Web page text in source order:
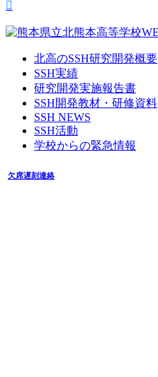
北高のSSH研究開発概要
SSH実績
研究開発実施報告書
SSH開発教材・研修資料
SSH NEWS
SSH活動
学校からの緊急情報
欠席遅刻連絡